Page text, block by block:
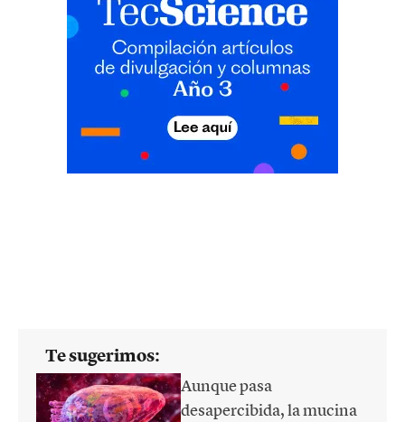
Te sugerimos:
Aunque pasa
desapercibida, la mucina